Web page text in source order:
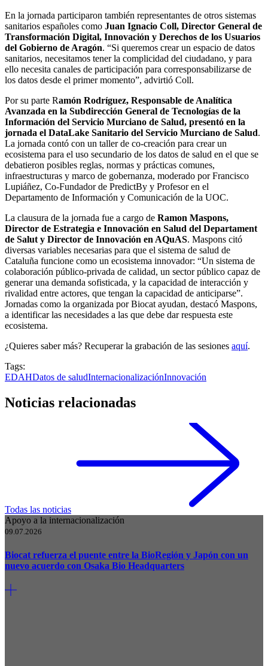
En la jornada participaron también representantes de otros sistemas
sanitarios españoles como Juan Ignacio Coll, Director General de
Transformación Digital, Innovación y Derechos de los Usuarios
del Gobierno de Aragón. “Si queremos crear un espacio de datos
sanitarios, necesitamos tener la complicidad del ciudadano, y para
ello necesita canales de participación para corresponsabilizarse de
los datos desde el primer momento”, advirtió Coll.
Por su parte Ramón Rodríguez, Responsable de Analítica
Avanzada en la Subdirección General de Tecnologías de la
Información del Servicio Murciano de Salud, presentó en la
jornada el DataLake Sanitario del Servicio Murciano de Salud.
La jornada contó con un taller de co-creación para crear un
ecosistema para el uso secundario de los datos de salud en el que se
debatieron posibles reglas, normas y prácticas comunes,
infraestructuras y marco de gobernanza, moderado por Francisco
Lupiáñez, Co-Fundador de PredictBy y Profesor en el
Departamento de Información y Comunicación de la UOC.
La clausura de la jornada fue a cargo de Ramon Maspons,
Director de Estrategia e Innovación en Salud del Departament
de Salut y Director de Innovación en AQuAS. Maspons citó
diversas variables necesarias para que el sistema de salud de
Cataluña funcione como un ecosistema innovador: “Un sistema de
colaboración público-privada de calidad, un sector público capaz de
generar una demanda sofisticada, y la capacidad de interacción y
rivalidad entre actores, que tengan la capacidad de anticiparse”.
Jornadas como la organizada por Biocat ayudan, destacó Maspons,
a identificar las necesidades a las que debe dar respuesta este
ecosistema.
¿Quieres saber más? Recuperar la grabación de las sesiones aquí.
Tags:
EDAHDatos de saludInternacionalizaciónInnovación
Noticias relacionadas
Todas las noticias
Apoyo a la internacionalización
09.07.2026
Biocat refuerza el puente entre la BioRegión y Japón con un
nuevo acuerdo con Osaka Bio Headquarters